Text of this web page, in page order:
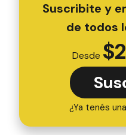
Suscribite y
de todos
Desde $
¿Ya tenés